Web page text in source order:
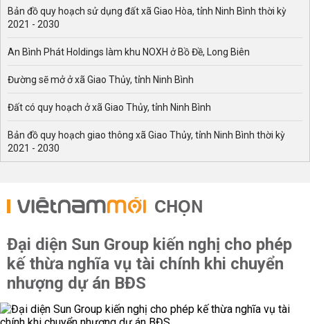
Bản đồ quy hoạch sử dụng đất xã Giao Hòa, tỉnh Ninh Bình thời kỳ
2021 - 2030
An Bình Phát Holdings làm khu NOXH ở Bồ Đề, Long Biên
Đường sẽ mở ở xã Giao Thủy, tỉnh Ninh Bình
Đất có quy hoạch ở xã Giao Thủy, tỉnh Ninh Bình
Bản đồ quy hoạch giao thông xã Giao Thủy, tỉnh Ninh Bình thời kỳ
2021 - 2030
CHỌN
Đại diện Sun Group kiến nghị cho phép
kế thừa nghĩa vụ tài chính khi chuyển
nhượng dự án BĐS